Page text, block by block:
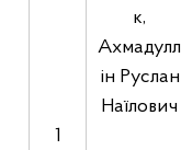
1
к,
Ахмадулл
ін Руслан
Наїлович